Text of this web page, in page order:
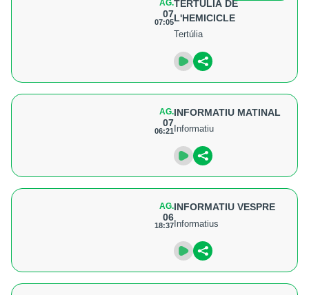
AG.
07
07:05
TERTÚLIA DE
L'HEMICICLE
Tertúlia
AG.
07
06:21
INFORMATIU MATINAL
Informatiu
AG.
06
18:37
INFORMATIU VESPRE
Informatius